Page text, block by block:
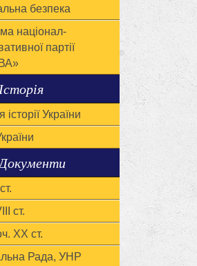
безпека
націонал-
партії
Історія
історії України
Документи
ст.
ХХ ст.
Рада, УНР